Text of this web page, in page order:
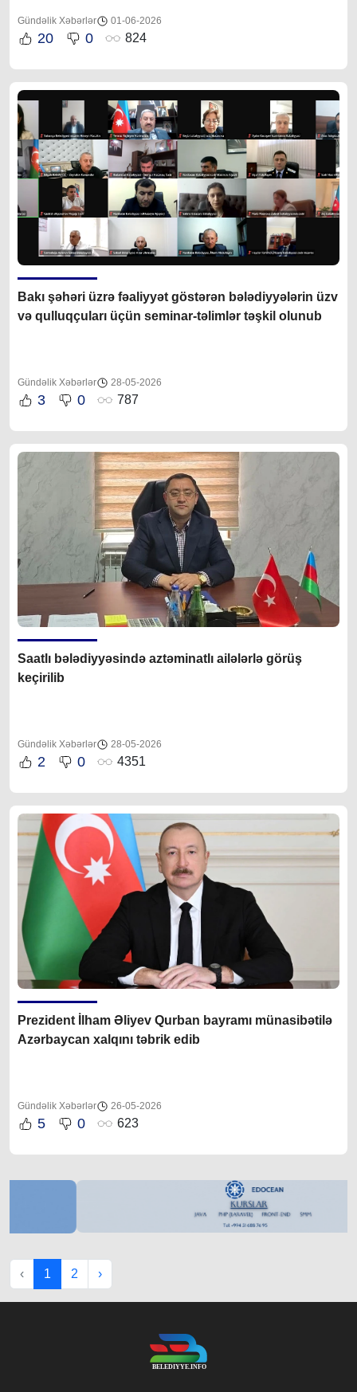
Gündəlik Xəbərlər 01-06-2026
20 0 824
Bakı şəhəri üzrə fəaliyyət göstərən bələdiyyələrin üzv
və qulluqçuları üçün seminar-təlimlər təşkil olunub
Gündəlik Xəbərlər 28-05-2026
3 0 787
Saatlı bələdiyyəsində aztəminatlı ailələrlə görüş
keçirilib
Gündəlik Xəbərlər 28-05-2026
2 0 4351
Prezident İlham Əliyev Qurban bayramı münasibətilə
Azərbaycan xalqını təbrik edib
Gündəlik Xəbərlər 26-05-2026
5 0 623
‹ 1 2 ›